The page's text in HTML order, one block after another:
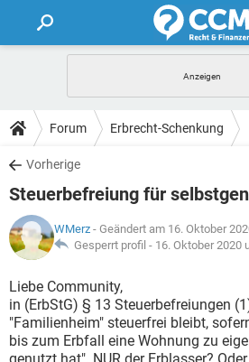
FORUM
TIPPS
Forum Erbrecht-Schenkung
Vorherige
Steuerbefreiung für
WMerz - Geändert am 16. Oktober
Gesperrt profil - 16. Oktober 2020
Liebe Community,
in (ErbStG) § 13 Steuerbefreiungen
"Familienheim" steuerfrei bleibt,
bis zum Erbfall eine Wohnung zu